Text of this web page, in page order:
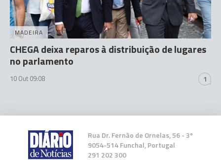
MADEIRA
CHEGA deixa reparos à distribuição de lugares
no parlamento
10 Out 09:08 1
Rua Dr. Fernão de Ornelas, 56 - 3º
9054-514 Funchal, Portugal
291 202 300